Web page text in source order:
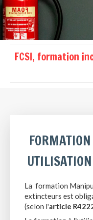
FCSI, formation
La formation
extincteurs est
(selon l'article